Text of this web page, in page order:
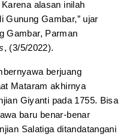
alasan inilah
Gunung Gambar,” ujar
Gambar, Parman
, (3/5/2022).
berjuang
Mataram akhirnya
Giyanti pada 1755. Bisa
baru benar-benar
Salatiga ditandatangani